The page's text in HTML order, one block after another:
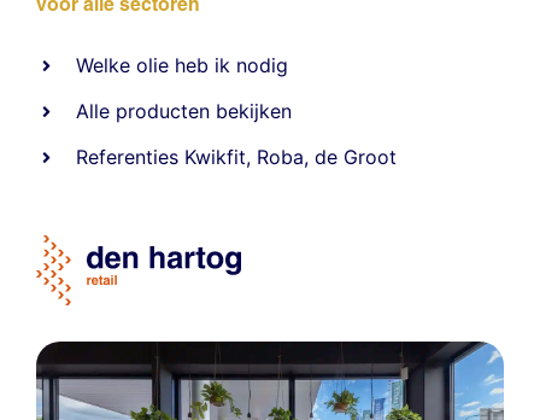
Welke olie heb ik nodig
Alle producten bekijken
Referenties Kwikfit, Roba,de Groot